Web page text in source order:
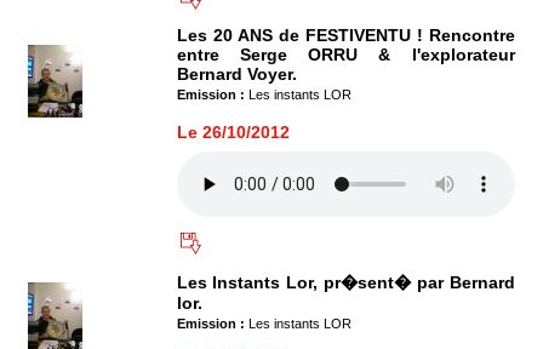
Les 20 ANS de FESTIVENTU ! Rencontre
entre Serge ORRU & l'explorateur
Bernard Voyer.
Emission : Les instants LOR
Le 26/10/2012
Les Instants Lor, pr�sent� par Bernard
lor.
Emission : Les instants LOR